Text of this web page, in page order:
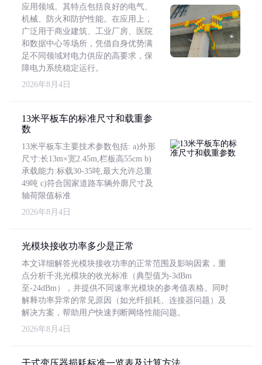
应用领域。其特点包括良好的电气、
机械、防火和防护性能。在应用上，
广泛用于商业建筑、工业厂房、医院
和数据中心等场所，凭借自身优势满
足不同领域对电力供应的高要求，保
障电力系统稳定运行。
2026年8月4日
13米平板车的标准尺寸和载重参
数
13米平板车主要技术参数包括: a)外形
尺寸:长13m×宽2.45m,栏板高55cm b)
承载能力:标载30-35吨,最大允许总重
49吨 c)符合国家道路车辆外廓尺寸及
轴荷限值标准
2026年8月4日
光模块接收功率多少是正常
本文详细解答光模块接收功率的正常范围及影响因素，重
点分析千兆光模块的收光标准（典型值为-3dBm
至-24dBm），并提供不同速率光模块的参考值表格。同时
解释功率异常的常见原因（如光纤损耗、连接器问题）及
解决方案，帮助用户快速判断网络性能问题。
2026年8月4日
干式变压器损耗标准一览表及计算方法